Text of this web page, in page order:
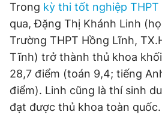
Sản phẩm khác
Tiện ích Bạn
Thông tin tòa soạn Liên
Trong kỳ thi tốt nghiệp THPT
qua, Đặng Thị Khánh Linh
Trường THPT Hồng Lĩnh,
Tĩnh) trở thành thủ khoa
28,7 điểm (toán 9,4; tiếng
điểm). Linh cũng là thí sinh
đạt được thủ khoa toàn quốc.